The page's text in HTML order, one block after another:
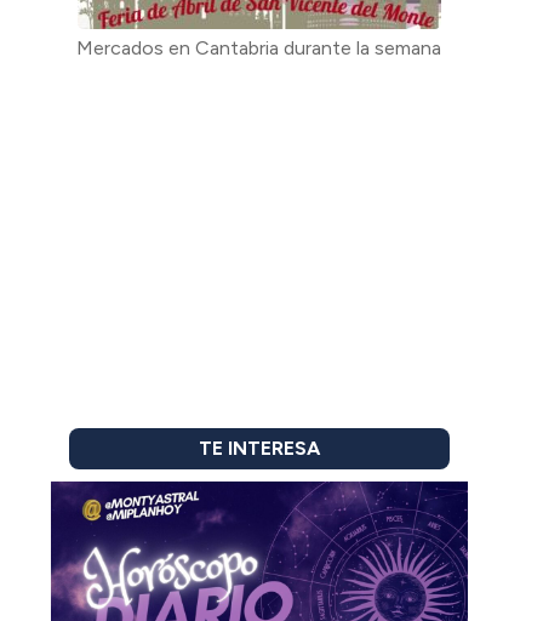
Mercados en Cantabria durante la semana
TE INTERESA